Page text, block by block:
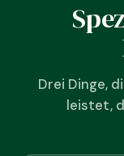
Drei Dinge,
leistet,